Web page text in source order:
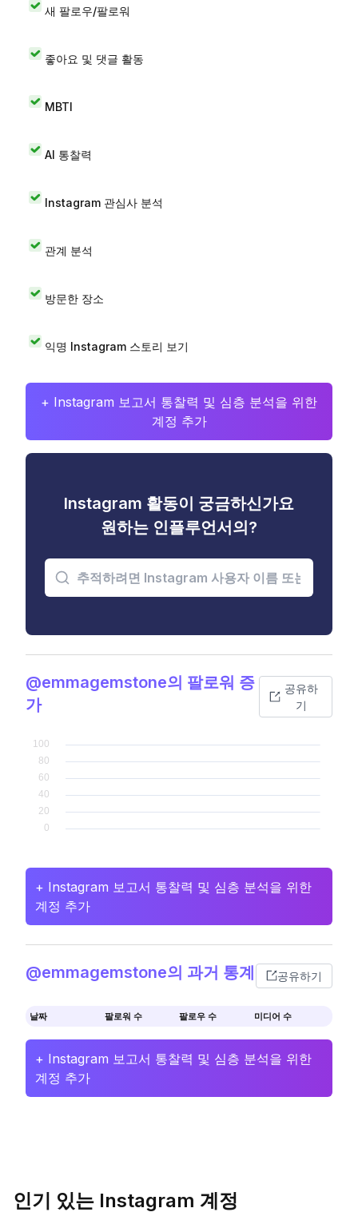
새 팔로우/팔로워
좋아요 및 댓글 활동
MBTI
AI 통찰력
Instagram 관심사 분석
관계 분석
방문한 장소
익명 Instagram 스토리 보기
+ Instagram 보고서 통찰력 및 심층 분석을 위한
계정 추가
Instagram 활동이 궁금하신가요
원하는 인플루언서의?
@emmagemstone의 팔로워 증
가
공유하
기
+ Instagram 보고서 통찰력 및 심층 분석을 위한
계정 추가
@emmagemstone의 과거 통계 공유하기
날짜 팔로워 수 팔로우 수 미디어 수
+ Instagram 보고서 통찰력 및 심층 분석을 위한
계정 추가
인기 있는 Instagram 계정